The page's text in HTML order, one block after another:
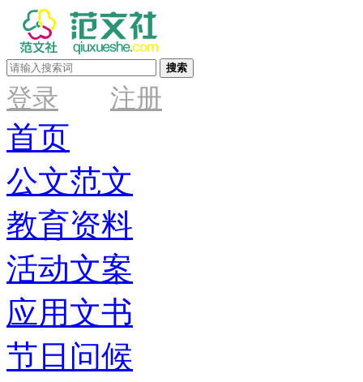
搜索
登录 注册
首页
公文范文
教育资料
活动文案
应用文书
节日问候